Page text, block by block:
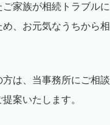
家族が相続トラブルに
、お元気なうちから相
は、当事務所にご相談
案いたします。